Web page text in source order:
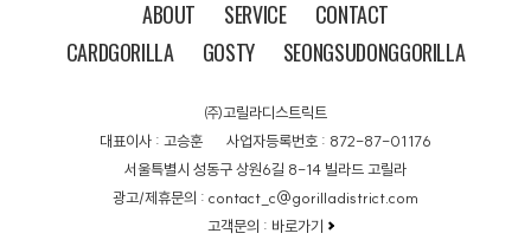
ABOUT SERVICE
CONTACT
CARDGORILLA
GOSTY SEONGSUDONGGORILLA
㈜고릴라디스트릭트
대표이사 : 고승훈
사업자등록번호 : 872-87-01176
서울특별시 성동구 상원6길 8-14 빌라드 고릴라
광고/제휴문의 : contact_c@gorilladistrict.com
고객문의 : 바로가기